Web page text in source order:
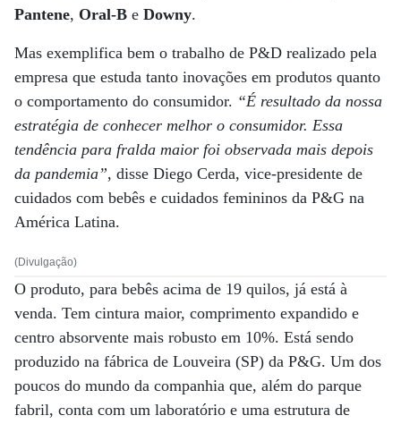
Pantene, Oral-B e Downy.
Mas exemplifica bem o trabalho de P&D realizado pela
empresa que estuda tanto inovações em produtos quanto
o comportamento do consumidor. “É resultado da nossa
estratégia de conhecer melhor o consumidor. Essa
tendência para fralda maior foi observada mais depois
da pandemia”, disse Diego Cerda, vice-presidente de
cuidados com bebês e cuidados femininos da P&G na
América Latina.
(Divulgação)
O produto, para bebês acima de 19 quilos, já está à
venda. Tem cintura maior, comprimento expandido e
centro absorvente mais robusto em 10%. Está sendo
produzido na fábrica de Louveira (SP) da P&G. Um dos
poucos do mundo da companhia que, além do parque
fabril, conta com um laboratório e uma estrutura de